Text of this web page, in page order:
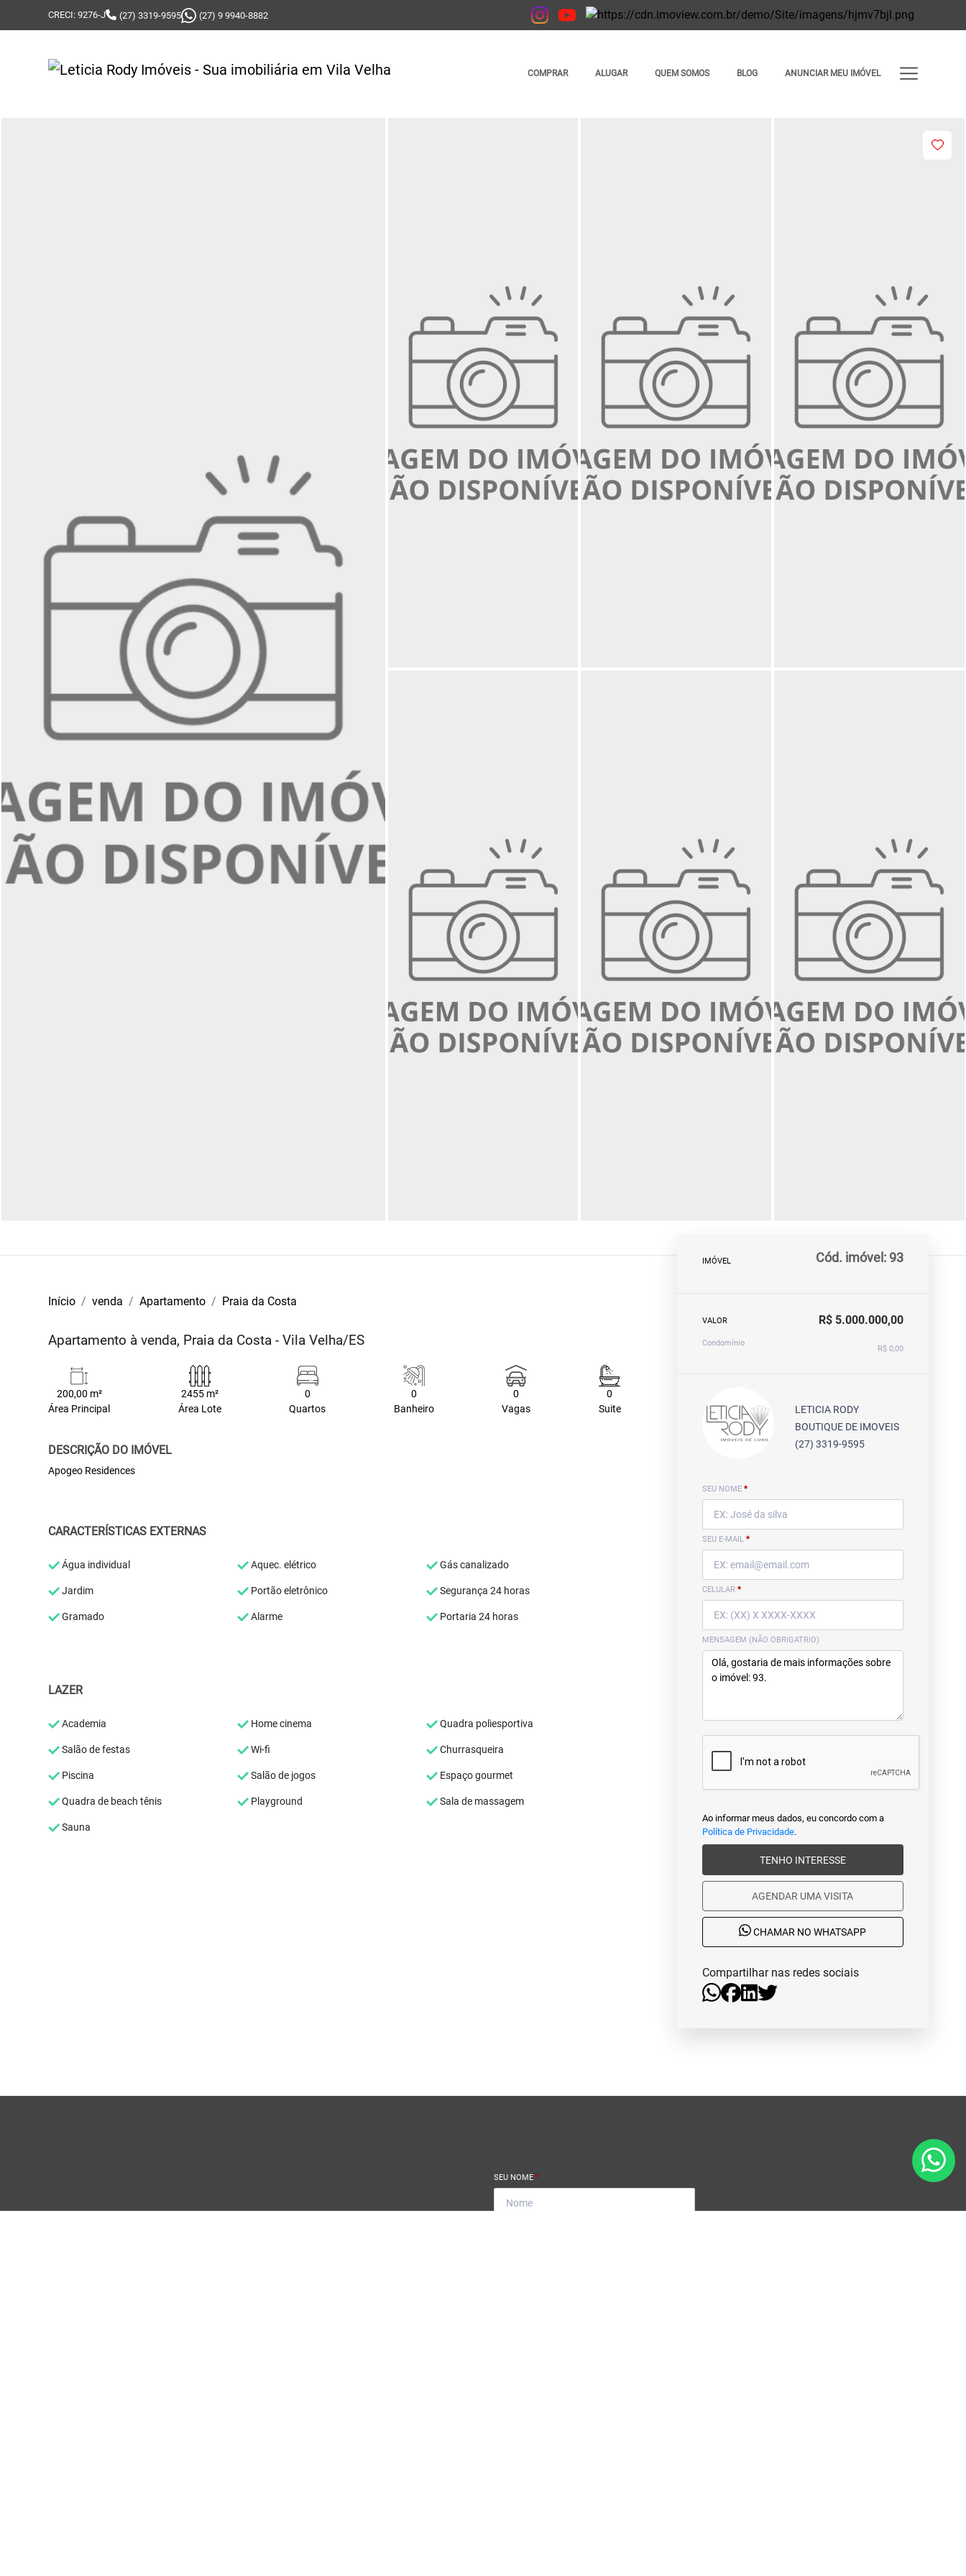
CRECI: 9276-J (27) 3319-9595 (27) 9 9940-8882
COMPRAR ALUGAR QUEM SOMOS BLOG ANUNCIAR MEU IMÓVEL
Início venda Apartamento Praia da Costa
Apartamento à venda, Praia da Costa - Vila Velha/ES
200,00 m²
Área Principal
2455 m²
Área Lote
0
Quartos
0
Banheiro
0
Vagas
0
Suite
DESCRIÇÃO DO IMÓVEL
Apogeo Residences
CARACTERÍSTICAS EXTERNAS
Água individual Aquec. elétrico Gás canalizado
Jardim Portão eletrônico Segurança 24 horas
Gramado Alarme Portaria 24 horas
LAZER
Academia Home cinema Quadra poliesportiva
Salão de festas Wi-fi Churrasqueira
Piscina Salão de jogos Espaço gourmet
Quadra de beach tênis Playground Sala de massagem
Sauna
IMÓVEL Cód. imóvel: 93
VALOR R$ 5.000.000,00
Condomínio
R$ 0,00
LETICIA RODY
BOUTIQUE DE IMOVEIS
(27) 3319-9595
SEU NOME *
SEU E-MAIL *
CELULAR *
MENSAGEM (NÃO OBRIGATRIO)
Ao informar meus dados, eu concordo com a
Política de Privacidade.
TENHO INTERESSE
AGENDAR UMA VISITA
CHAMAR NO WHATSAPP
Compartilhar nas redes sociais
SEU NOME *